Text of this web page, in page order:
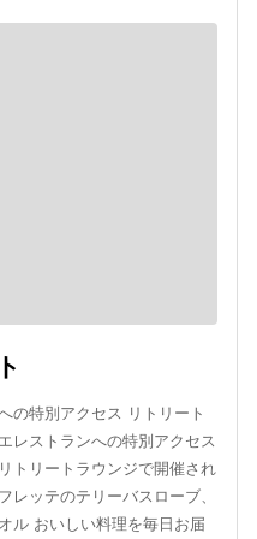
の特別アクセス リトリート
レストランへの特別アクセス
トリートラウンジで開催され
レッテのテリーバスローブ、
ル おいしい料理を毎日お届